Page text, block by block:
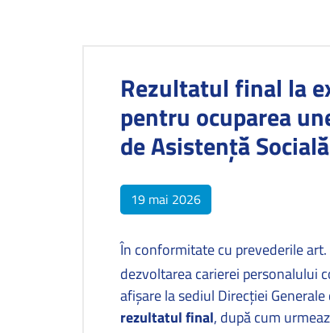
Rezultatul final la
pentru ocuparea
de Asistență
19 mai 2026
În conformitate cu prevederile
dezvoltarea carierei personalului
afişare la sediul Direcţiei
rezultatul final, după cum